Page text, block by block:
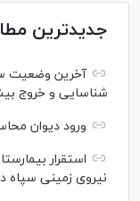
جدیدترین
آخرین وضعیت
شناسایی و خروج بیش از ۴۴
ورود دیوان
استقرار
نیروی زمینی سپاه